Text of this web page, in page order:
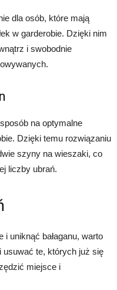
dla osób, które mają
w garderobie. Dzięki nim
i swobodnie
na optymalne
Dzięki temu rozwiązaniu
szyny na wieszaki, co
liczby ubrań.
uniknąć bałaganu, warto
usuwać te, których już się
miejsce i